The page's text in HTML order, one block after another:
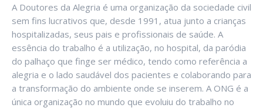
A Doutores da Alegria é uma organização da sociedade civil
sem fins lucrativos que, desde 1991, atua junto a crianças
hospitalizadas, seus pais e profissionais de saúde. A
essência do trabalho é a utilização, no hospital, da paródia
do palhaço que finge ser médico, tendo como referência a
alegria e o lado saudável dos pacientes e colaborando para
a transformação do ambiente onde se inserem. A ONG é a
única organização no mundo que evoluiu do trabalho no